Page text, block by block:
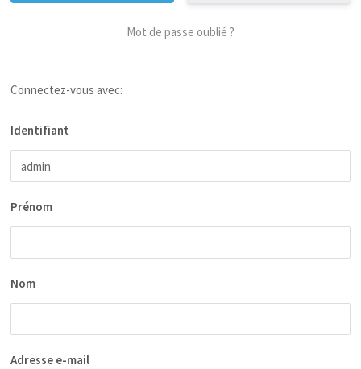
Mot de passe oublié ?
Connectez-vous avec:
Identifiant
Prénom
Nom
Adresse e-mail